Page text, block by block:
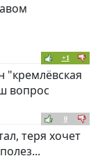
+1
"кремлёвская
вопрос
0
теря хочет